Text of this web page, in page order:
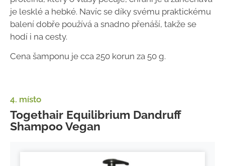
je lesklé a hebké. Navíc se díky svému praktickému
balení dobře používá a snadno přenáší, takže se
hodí i na cesty.
Cena šamponu je cca 250 korun za 50 g.
4. místo
Togethair Equilibrium Dandruff
Shampoo Vegan